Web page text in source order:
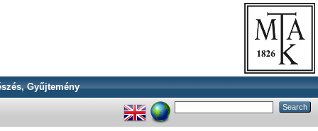
Gyűjtemény